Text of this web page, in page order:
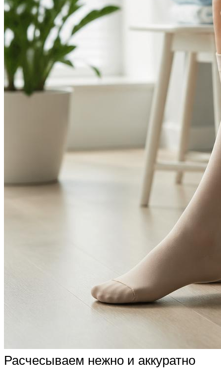
Расчесываем нежно и аккуратно